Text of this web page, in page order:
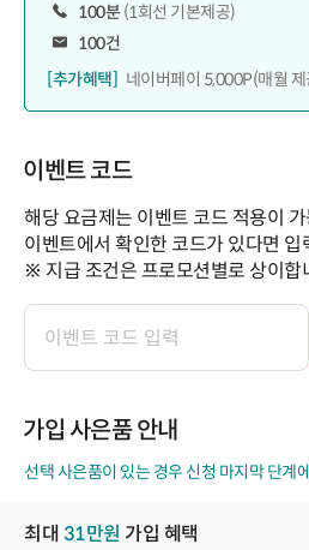
100분 (1회선 기본제공)
100건
[추가혜택]
네이버페이 5,000P(매월
이벤트 코드
해당 요금제는 이벤트 코드 적용이
이벤트에서 확인한 코드가 있다면 입
※ 지급 조건은 프로모션별로 상이합
이
벤
코
가입 사은품 안내
선택 사은품이 있는 경우 신청 마지막 단계
최대 31만원 가입 혜택